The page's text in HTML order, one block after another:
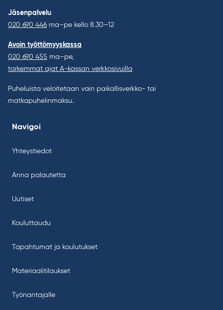
Jäsenpalvelu
020 690 446 ma–pe kello 8.30–12
Avoin työttömyyskassa
020 690 455 ma–pe,
tarkemmat ajat A-kassan verkkosivuilla
Puheluista veloitetaan vain paikallisverkko- tai
matkapuhelinmaksu.
Navigoi
Yhteystiedot
Anna palautetta
Uutiset
Kouluttaudu
Tapahtumat ja koulutukset
Materiaalitilaukset
Työnantajalle